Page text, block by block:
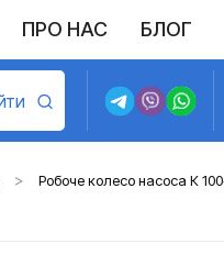
ПРО НАС БЛОГ
Робоче колесо насоса К